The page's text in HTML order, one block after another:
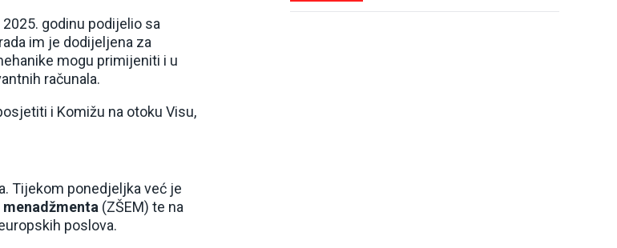
godinu podijelio sa
im je dodijeljena za
mogu primijeniti i u
računala.
i Komižu na otoku Visu,
Tijekom ponedjeljka već je
(ZŠEM) te na
poslova.